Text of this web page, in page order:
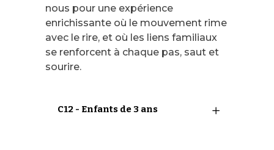
nous pour une expérience
enrichissante où le mouvement rime
avec le rire, et où les liens familiaux
se renforcent à chaque pas, saut et
sourire.
C12 - Enfants de 3 ans